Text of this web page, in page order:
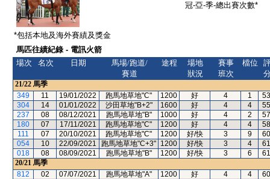
冠-亞-季-總出賽次數*
*包括本地及海外賽績及獎金
馬匹往績紀錄 - 電訊火箭
場次
名次 日期
馬場/跑道/
賽道
途程
場地
狀況
賽事
班次
檔位
21/22 馬季
349
11 19/01/2022 跑馬地草地"C" 1200 好 4 1
53
304
14 01/01/2022 沙田草地"B+2" 1600 好 4 4
55
237
08 08/12/2021 跑馬地草地"B" 1000 好 4 2
57
180
07 17/11/2021 跑馬地草地"C" 1200 好 4 4
58
111
07 20/10/2021 跑馬地草地"C" 1200 好/快 3 9
60
054
10 22/09/2021 跑馬地草地"C+3" 1200 好/快 3 4
61
018
08 08/09/2021 跑馬地草地"B" 1200 好/快 3 6
61
20/21 馬季
812
02 07/07/2021 跑馬地草地"A" 1200 好 4 4
60